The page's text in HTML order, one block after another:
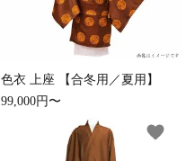
色衣 上座 【合冬用／夏用】
99,000円〜
favorite